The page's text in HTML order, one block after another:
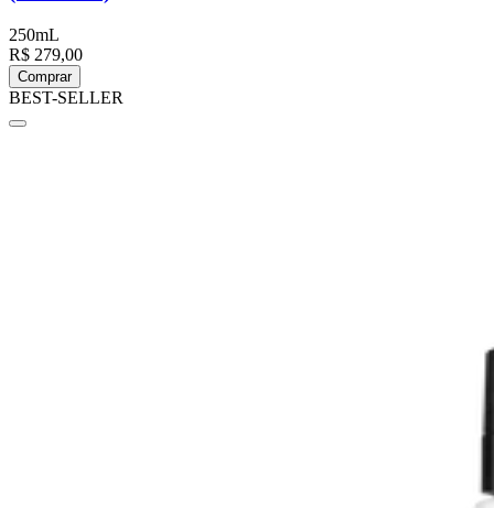
250mL
R$ 279,00
Comprar
BEST-SELLER